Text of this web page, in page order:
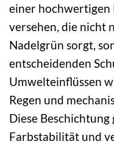
einer hochwertigen
versehen, die nicht
Nadelgrün sorgt,
entscheidenden
Umwelteinflüssen
Regen und
Diese
Farbstabilität und